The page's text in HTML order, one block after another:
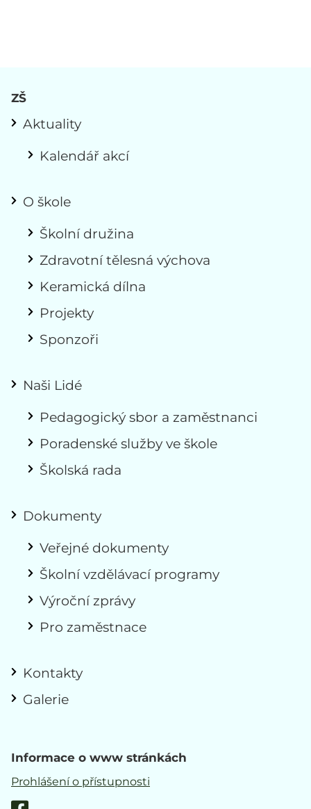
ZŠ
Aktuality
Kalendář akcí
O škole
Školní družina
Zdravotní tělesná výchova
Keramická dílna
Projekty
Sponzoři
Naši Lidé
Pedagogický sbor a zaměstnanci
Poradenské služby ve škole
Školská rada
Dokumenty
Veřejné dokumenty
Školní vzdělávací programy
Výroční zprávy
Pro zaměstnace
Kontakty
Galerie
Informace o www stránkách
Prohlášení o přístupnosti